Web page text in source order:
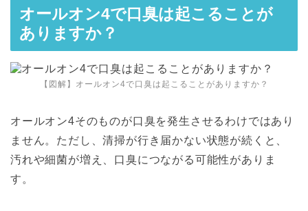
オールオン4で口臭は起こることが
ありますか？
【図解】オールオン4で口臭は起こることがありますか？
オールオン4そのものが口臭を発生させるわけではあり
ません。ただし、清掃が行き届かない状態が続くと、
汚れや細菌が増え、口臭につながる可能性がありま
す。